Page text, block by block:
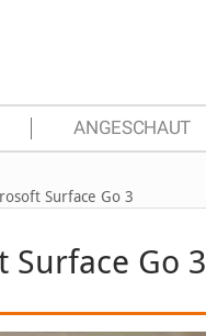
ANGESCHAUT
Surface Go 3
Surface Go 3